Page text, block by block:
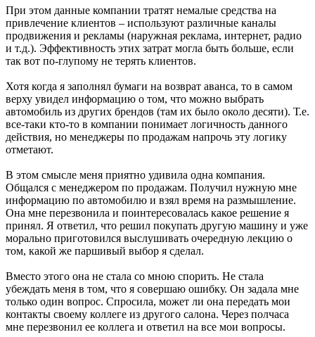
При этом данные компании тратят немалые средства на
привлечение клиентов – используют различные каналы
продвижения и рекламы (наружная реклама, интернет, радио
и т.д.). Эффективность этих затрат могла быть больше, если
так вот по-глупому не терять клиентов.
Хотя когда я заполнял бумаги на возврат аванса, то в самом
верху увидел информацию о том, что можно выбрать
автомобиль из других брендов (там их было около десяти). Т.е.
все-таки кто-то в компании понимает логичность данного
действия, но менеджеры по продажам напрочь эту логику
отметают.
В этом смысле меня приятно удивила одна компания.
Общался с менеджером по продажам. Получил нужную мне
информацию по автомобилю и взял время на размышление.
Она мне перезвонила и поинтересовалась какое решение я
принял. Я ответил, что решил покупать другую машину и уже
морально приготовился выслушивать очередную лекцию о
том, какой же паршивый выбор я сделал.
Вместо этого она не стала со мною спорить. Не стала
убеждать меня в том, что я совершаю ошибку. Он задала мне
только один вопрос. Спросила, может ли она передать мои
контакты своему коллеге из другого салона. Через полчаса
мне перезвонил ее коллега и ответил на все мои вопросы.